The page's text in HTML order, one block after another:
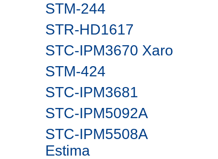
STM-244
STR-HD1617
STC-IPM3670 Xaro
STM-424
STC-IPM3681
STC-IPM5092A
STC-IPM5508A
Estima